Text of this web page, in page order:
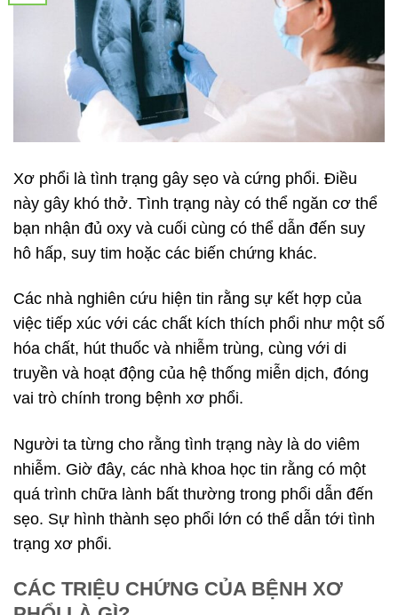
Xơ phổi là tình trạng gây sẹo và cứng phổi. Điều
này gây khó thở. Tình trạng này có thể ngăn cơ thể
bạn nhận đủ oxy và cuối cùng có thể dẫn đến suy
hô hấp, suy tim hoặc các biến chứng khác.
Các nhà nghiên cứu hiện tin rằng sự kết hợp của
việc tiếp xúc với các chất kích thích phổi như một số
hóa chất, hút thuốc và nhiễm trùng, cùng với di
truyền và hoạt động của hệ thống miễn dịch, đóng
vai trò chính trong bệnh xơ phổi.
Người ta từng cho rằng tình trạng này là do viêm
nhiễm. Giờ đây, các nhà khoa học tin rằng có một
quá trình chữa lành bất thường trong phổi dẫn đến
sẹo. Sự hình thành sẹo phổi lớn có thể dẫn tới tình
trạng xơ phổi.
CÁC TRIỆU CHỨNG CỦA BỆNH XƠ